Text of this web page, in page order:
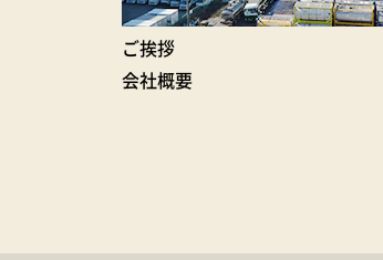
ご挨拶
会社概要